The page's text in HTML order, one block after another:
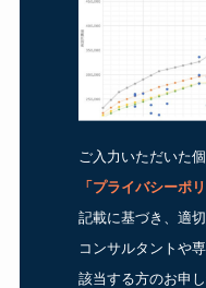
ご入力いただいた
「 プライバシーポ
記載に基づき、適
コンサルタントや
該当する方のお申